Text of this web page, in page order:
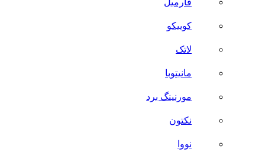
فارمیل
کوییکو
لاتک
مانیتوبا
مورنینگ برد
نکتون
نووا